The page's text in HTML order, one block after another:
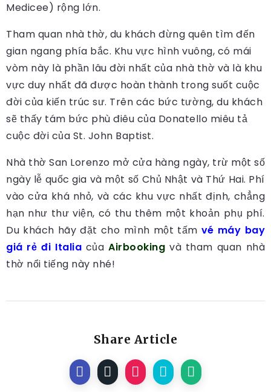
Medicee) rộng lớn.
Tham quan nhà thờ, du khách đừng quên tìm đến
gian ngang phía bắc. Khu vực hình vuông, có mái
vòm này là phần lâu đời nhất của nhà thờ và là khu
vực duy nhất đã được hoàn thành trong suốt cuộc
đời của kiến ​​trúc sư. Trên các bức tường, du khách
sẽ thấy tám bức phù điêu của Donatello miêu tả
cuộc đời của St. John Baptist.
Nhà thờ San Lorenzo mở cửa hàng ngày, trừ một số
ngày lễ quốc gia và một số Chủ Nhật và Thứ Hai. Phí
vào cửa khá nhỏ, và các khu vực nhất định, chẳng
hạn như thư viện, có thu thêm một khoản phụ phí.
Du khách hãy đặt cho mình một tấm vé máy bay
giá rẻ đi Italia củaAirbooking và tham quan nhà
thờ nổi tiếng này nhé!
Share Article